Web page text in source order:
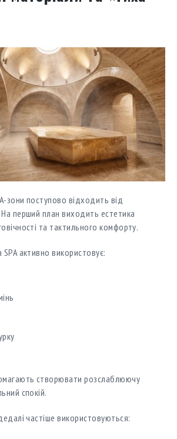
зони поступово відходить від
перший план виходить естетика
та тактильного комфорту.
SPA активно використовує:
створювати розслаблюючу
спокій.
частіше використовуються: